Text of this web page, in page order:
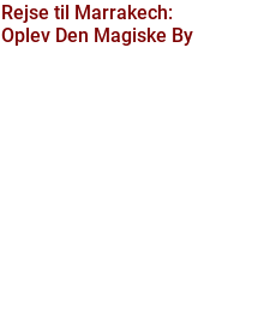
Rejse til Marrakech:
Oplev Den Magiske By